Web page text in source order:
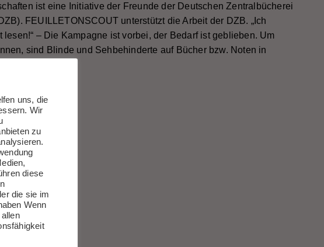
ist eine Initiative der Freunde der Deutschen Zentralbücherei
FEUILLETONSCOUT unterstützt die Arbeit der DZB. „Ich
lesen!“ – Die Kampagne ist vorbei, der Bedarf ist geblieben. Um
sind Blinde und Sehbehinderte auf Bücher bzw. Noten in
uns, die
Wir
zu
diese
die sie im
Wenn